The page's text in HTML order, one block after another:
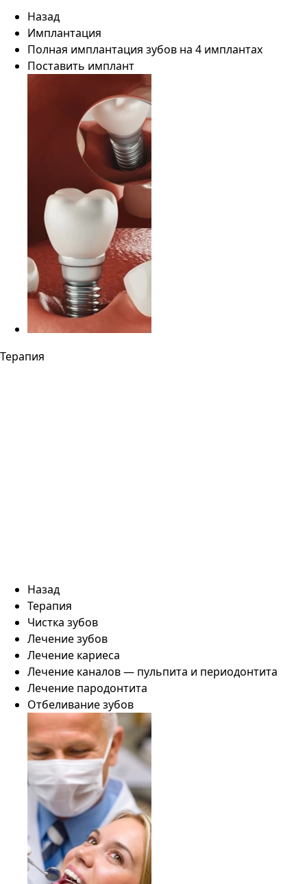
Назад
Имплантация
Полная имплантация зубов на 4 имплантах
Поставить имплант
Терапия
Назад
Терапия
Чистка зубов
Лечение зубов
Лечение кариеса
Лечение каналов — пульпита и периодонтита
Лечение пародонтита
Отбеливание зубов